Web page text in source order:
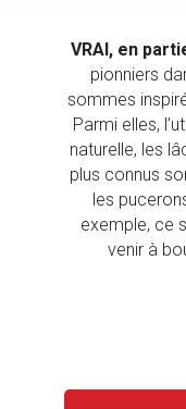
VRAI, en
pionniers
sommes
Parmi elles,
naturelle, les
plus connus
les
exemple, ce
venir à